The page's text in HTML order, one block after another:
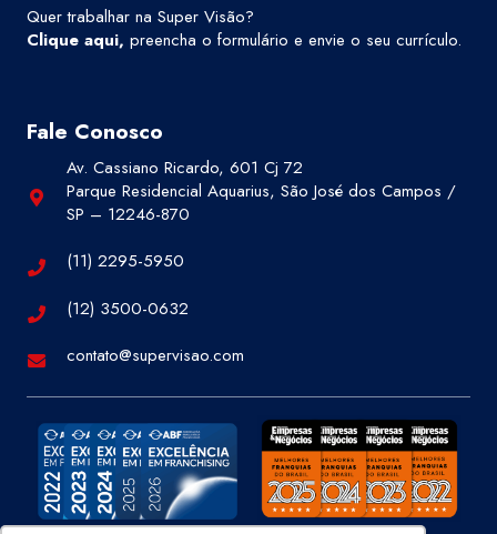
Quer trabalhar na Super Visão?
Clique aqui, preencha o formulário e envie o seu currículo.
Fale Conosco
Av. Cassiano Ricardo, 601 Cj 72
Parque Residencial Aquarius, São José dos Campos /
SP – 12246-870
(11) 2295-5950
(12) 3500-0632
contato@supervisao.com